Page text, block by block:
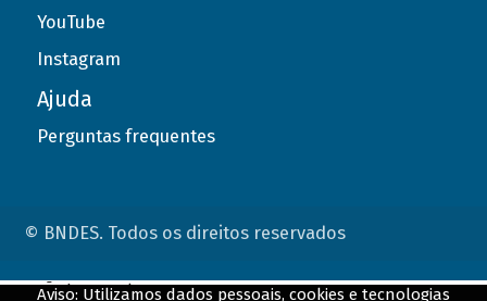
YouTube
Instagram
Ajuda
Perguntas frequentes
© BNDES. Todos os direitos reservados
Aviso: Utilizamos dados pessoais, cookies e tecnologias
ConteÃºdo complementar